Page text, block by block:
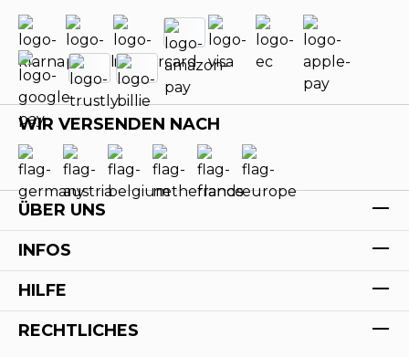
WIR VERSENDEN NACH
ÜBER UNS
INFOS
HILFE
RECHTLICHES